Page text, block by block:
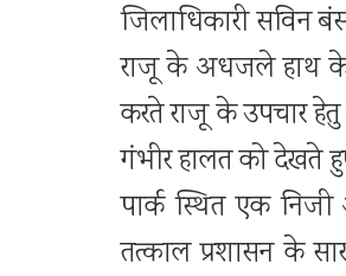
जिलाधिकारी सविन
राजू के अधजले हाथ के
करते राजू के उपचार
गंभीर हालत को देखते
पार्क स्थित एक
तत्काल प्रशासन के